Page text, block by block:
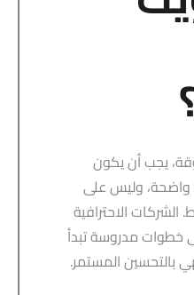
يجب أن يكون
واضحة، وليس على
الشركات الاحترافية
خطوات مدروسة تبدأ
بالتحسين المستمر.